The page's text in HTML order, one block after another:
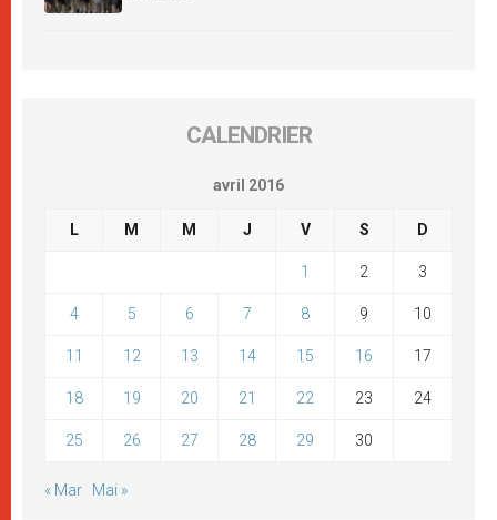
CALENDRIER
avril 2016
L M M J V S D
1 2 3
4 5 6 7 8 9 10
11 12 13 14 15 16 17
18 19 20 21 22 23 24
25 26 27 28 29 30
« Mar Mai »